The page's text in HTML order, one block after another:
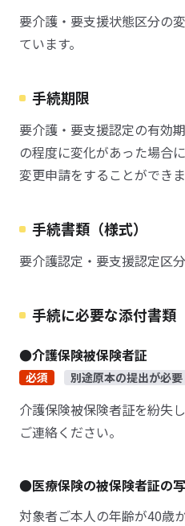
要介護・要支援状態区分の
ています。
手続期限
要介護・要支援認定の有効
の程度に変化があった場合
変更申請をすることができま
手続書類（様式）
要介護認定・要支援認定区
手続に必要な添付書類
●介護保険被保険者証
必須 別途原本の提出が必要
介護保険被保険者証を紛失
ご連絡ください。
●医療保険の被保険者証の
対象者ご本人の年齢が40歳